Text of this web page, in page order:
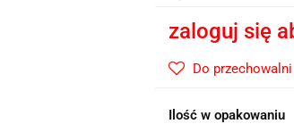
zaloguj się
Do przechowalni
Ilość w opakowaniu